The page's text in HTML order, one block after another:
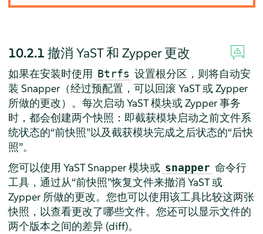
10.2.1 撤消 YaST 和 Zypper 更改
如果在安装时使用 Btrfs 设置根分区，则将自动安
装 Snapper（经过预配置，可以回滚 YaST 或 Zypper
所做的更改）。每次启动 YaST 模块或 Zypper 事务
时，都会创建两个快照：即截获模块启动之前文件系
统状态的“前快照”以及截获模块完成之后状态的“后快
照”。
您可以使用 YaST Snapper 模块或 snapper 命令行
工具，通过从“前快照”恢复文件来撤消 YaST 或
Zypper 所做的更改。您也可以使用该工具比较这两张
快照，以查看更改了哪些文件。您还可以显示文件的
两个版本之间的差异 (diff)。